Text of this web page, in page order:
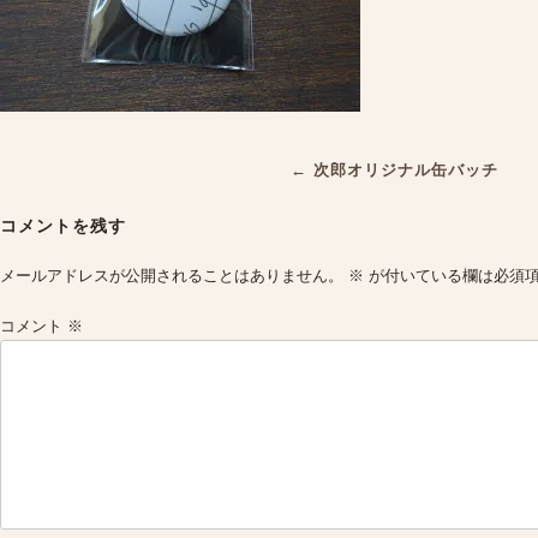
← 次郎オリジナル缶バッチ
コメントを残す
メールアドレスが公開されることはありません。 ※ が付いている欄は必須
コメント ※